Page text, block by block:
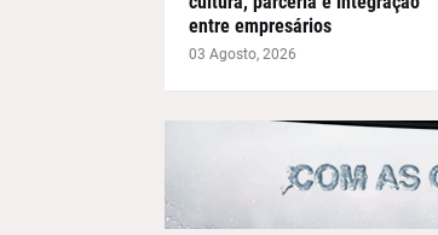
entre empresários
03 Agosto, 2026